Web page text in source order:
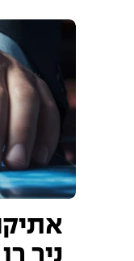
ניר רן